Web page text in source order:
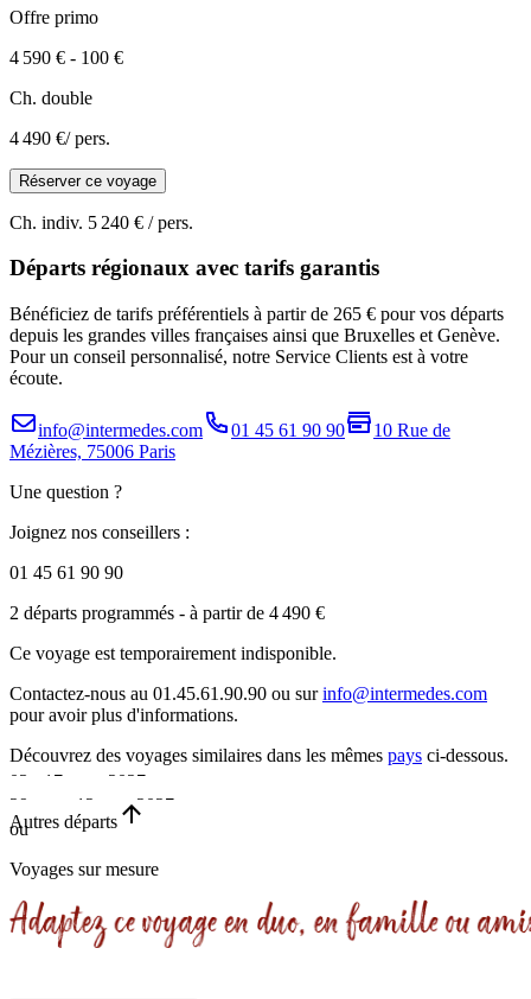
Offre primo
4 590 € - 100 €
Ch. double
4 490 €/ pers.
Réserver ce voyage
Ch. indiv. 5 240 € / pers.
Départs régionaux avec tarifs garantis
Bénéficiez de tarifs préférentiels à partir de 265 € pour vos départs
depuis les grandes villes françaises ainsi que Bruxelles et Genève.
Pour un conseil personnalisé, notre Service Clients est à votre
écoute.
info@intermedes.com 01 45 61 90 90
10 Rue de
Mézières, 75006 Paris
Une question ?
Joignez nos conseillers :
01 45 61 90 90
2 départs programmés - à partir de 4 490 €
Ce voyage est temporairement indisponible.
Contactez-nous au 01.45.61.90.90 ou surinfo@intermedes.com
pour avoir plus d'informations.
Découvrez des voyages similaires dans les mêmes pays ci-dessous.
03 - 17 mars 2027
•
15 jours
29 oct. - 12 nov. 2027
15 jours
Autres départs
ou
Voyages sur mesure